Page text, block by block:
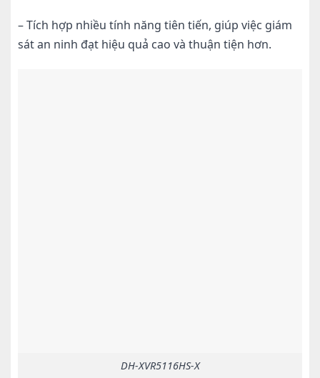
– Tích hợp nhiều tính năng tiên tiến, giúp việc giám
sát an ninh đạt hiệu quả cao và thuận tiện hơn.
DH-XVR5116HS-X